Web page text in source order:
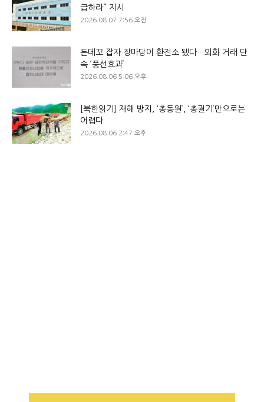
급하라” 지시
2026.08.07 7:56 오전
돈데꼬 잡자 장마당이 환전소 됐다…외화 거래 단
속 ‘풍선효과’
2026.08.06 5:06 오후
[북한읽기] 재해 방지, ‘총동원’, ‘총궐기’만으로는
어렵다
2026.08.06 2:47 오후